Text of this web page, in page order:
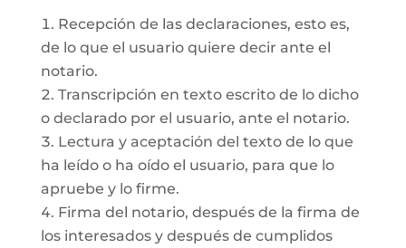
Recepción de las declaraciones, esto es,
de lo que el usuario quiere decir ante el
notario.
Transcripción en texto escrito de lo dicho
o declarado por el usuario, ante el notario.
Lectura y aceptación del texto de lo que
ha leído o ha oído el usuario, para que lo
apruebe y lo firme.
Firma del notario, después de la firma de
los interesados y después de cumplidos